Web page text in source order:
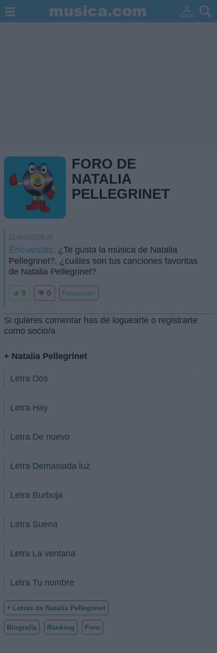
FORO DE
NATALIA
PELLEGRINET
21/4/2022|09:26
Encuestas: ¿Te gusta la música de Natalia
Pellegrinet?, ¿cuáles son tus canciones favoritas
de Natalia Pellegrinet?
0 0 Responder
Si quieres comentar has de loguearte o registrarte
como socio/a
+ Natalia Pellegrinet
Letra Dos
Letra Hay
Letra De nuevo
Letra Demasiada luz
Letra Burbuja
Letra Suena
Letra La ventana
Letra Tu nombre
+ Letras de Natalia Pellegrinet
Biografía Ranking Foro